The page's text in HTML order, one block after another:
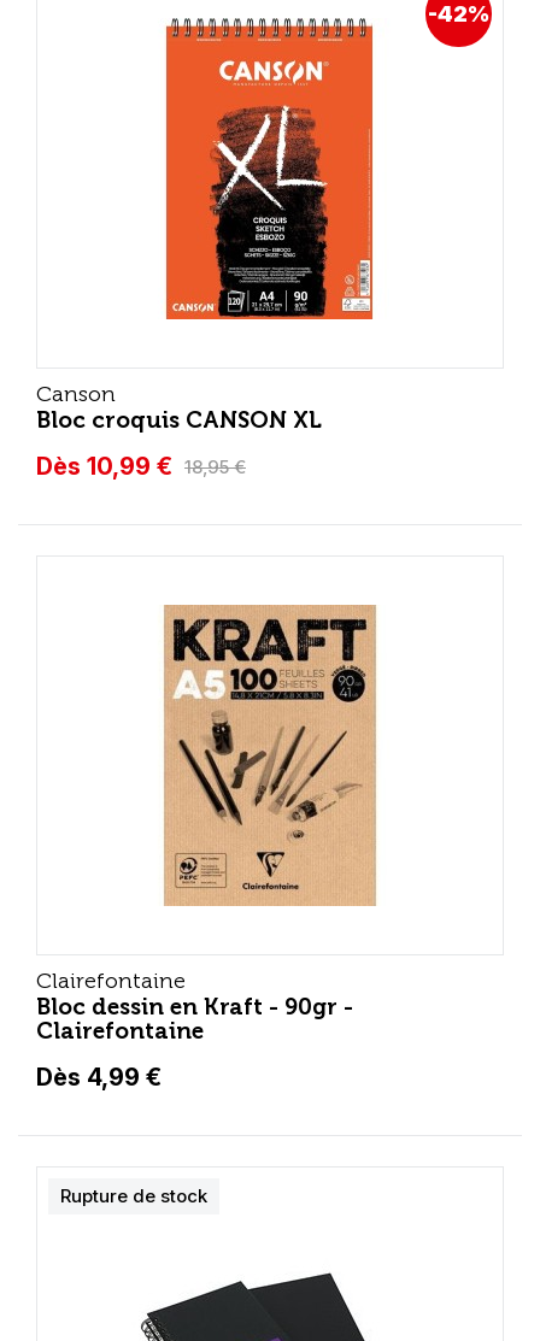
Canson
Bloc croquis CANSON XL
Dès 10,99 € 18,95 €
-42%
Clairefontaine
Bloc dessin en Kraft - 90gr -
Clairefontaine
Dès 4,99 €
Rupture de stock